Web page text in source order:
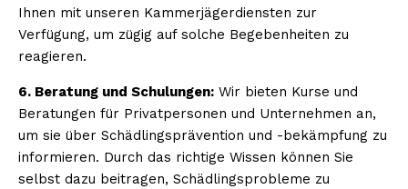
Ihnen mit unseren Kammerjägerdiensten zur
Verfügung, um zügig auf solche Begebenheiten zu
reagieren.
6. Beratung und Schulungen: Wir bieten Kurse und
Beratungen für Privatpersonen und Unternehmen an,
um sie über Schädlingsprävention und -bekämpfung zu
informieren. Durch das richtige Wissen können Sie
selbst dazu beitragen, Schädlingsprobleme zu